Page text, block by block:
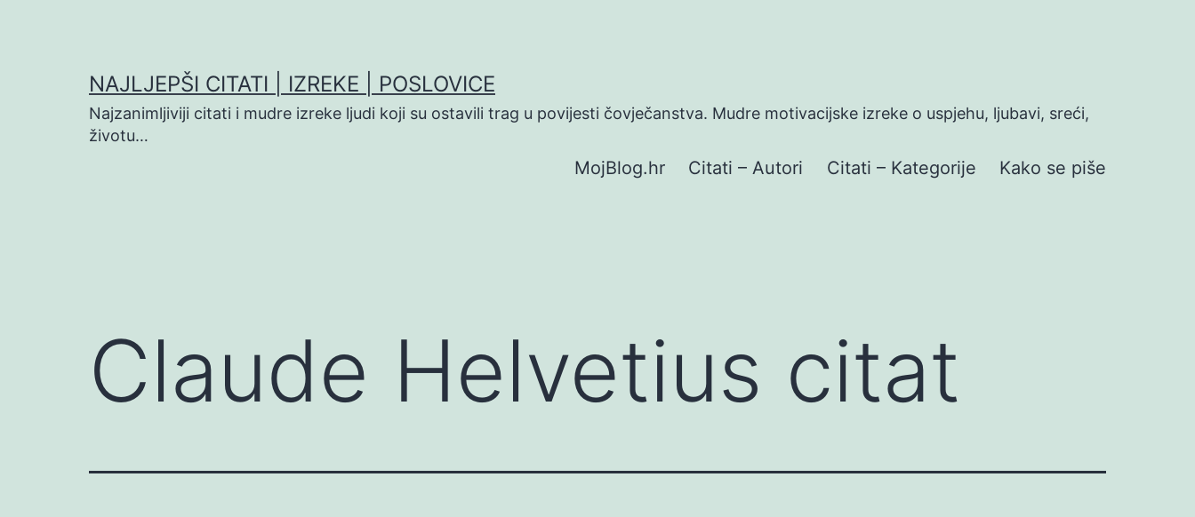
NAJLJEPŠI CITATI | IZREKE | POSLOVICE
Najzanimljiviji citati i mudre izreke ljudi koji su ostavili trag u povijesti čovječanstva. Mudre motivacijske izreke o uspjehu, ljubavi, sreći,
životu…
MojBlog.hr Citati – Autori Citati – Kategorije Kako se piše
Claude Helvetius citat